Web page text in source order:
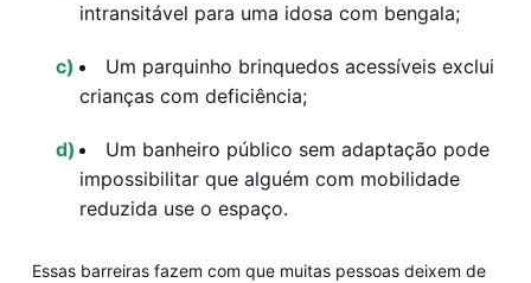
intransitável para uma idosa com bengala;
Um parquinho brinquedos acessíveis exclui
crianças com deficiência;
Um banheiro público sem adaptação pode
impossibilitar que alguém com mobilidade
reduzida use o espaço.
Essas barreiras fazem com que muitas pessoas deixem de